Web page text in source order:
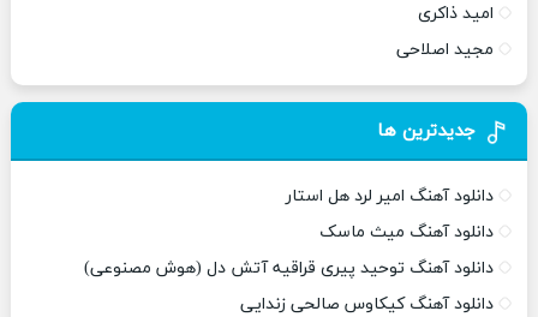
امید ذاکری
مجید اصلاحی
جدیدترین ها
دانلود آهنگ امیر لرد هل استار
دانلود آهنگ میث ماسک
دانلود آهنگ توحید پیری قراقیه آتش دل (هوش مصنوعی)
دانلود آهنگ کیکاوس صالحی زندایی